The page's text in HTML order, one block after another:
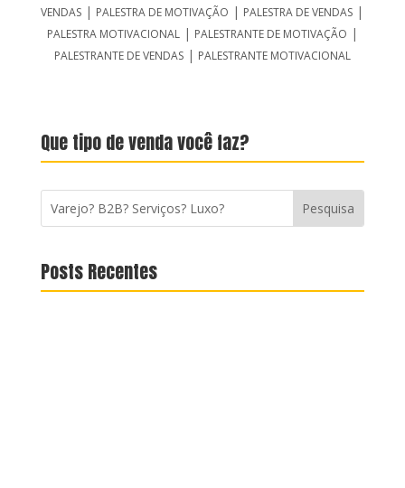
VENDAS | PALESTRA DE MOTIVAÇÃO | PALESTRA DE VENDAS |
PALESTRA MOTIVACIONAL| PALESTRANTE DE MOTIVAÇÃO |
PALESTRANTE DE VENDAS| PALESTRANTE MOTIVACIONAL
Que tipo de venda você faz?
Posts Recentes